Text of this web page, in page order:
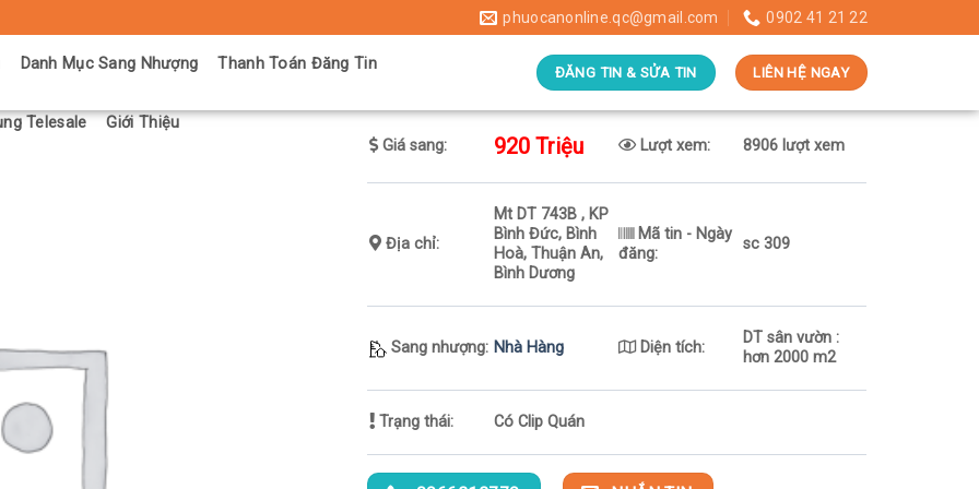
phuocanonline.qc@gmail.com 0902 41 21 22
Danh Mục Sang Nhượng Thanh Toán Đăng Tin
Telesale Giới Thiệu
ĐĂNG TIN & SỬA TIN LIÊN HỆ NGAY
Giá sang: 920 Triệu Lượt xem: 8906 lượt xem
Địa chỉ:
Mt DT 743B , KP
Bình Đức, Bình
Hoà, Thuận An,
Bình Dương
Mã tin - Ngày
đăng:
sc 309
Sang nhượng: Nhà Hàng Diện tích:
DT sân vườn :
hơn 2000 m2
Trạng thái: Có Clip Quán